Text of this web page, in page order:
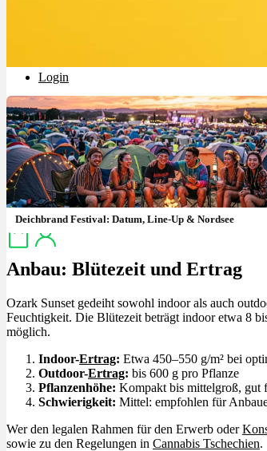
Login
Menü Menü
Deichbrand Festival: Datum, Line-Up & Nordsee
Anbau: Blütezeit und Ertrag
Ozark Sunset gedeiht sowohl indoor als auch
Feuchtigkeit. Die Blütezeit beträgt indoor etwa 8
möglich.
Indoor-Ertrag: Etwa 450–550 g/m² bei
Outdoor-Ertrag: bis 600 g pro Pflanze
Pflanzenhöhe: Kompakt bis mittelgroß, gut
Schwierigkeit: Mittel: empfohlen für
Wer den legalen Rahmen für den Erwerb oder
sowie zu den Regelungen in Cannabis Tschechien.